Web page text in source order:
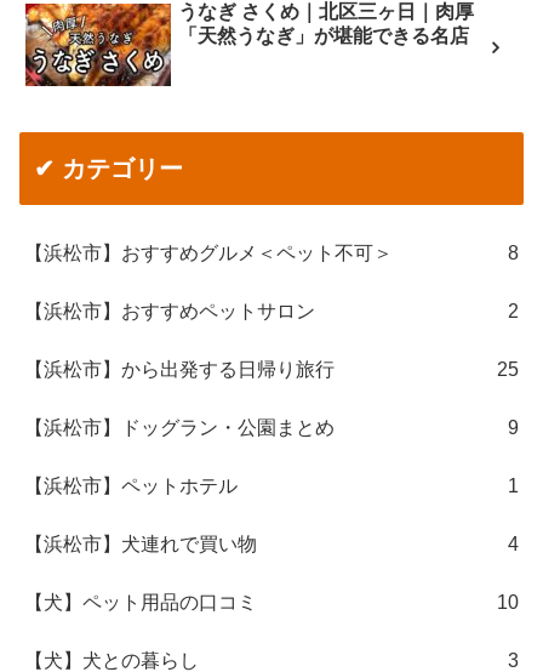
うなぎ さくめ｜北区三ヶ日｜肉厚
「天然うなぎ」が堪能できる名店
✔ カテゴリー
【浜松市】おすすめグルメ＜ペット不可＞ 8
【浜松市】おすすめペットサロン 2
【浜松市】から出発する日帰り旅行 25
【浜松市】ドッグラン・公園まとめ 9
【浜松市】ペットホテル 1
【浜松市】犬連れで買い物 4
【犬】ペット用品の口コミ 10
【犬】犬との暮らし 3